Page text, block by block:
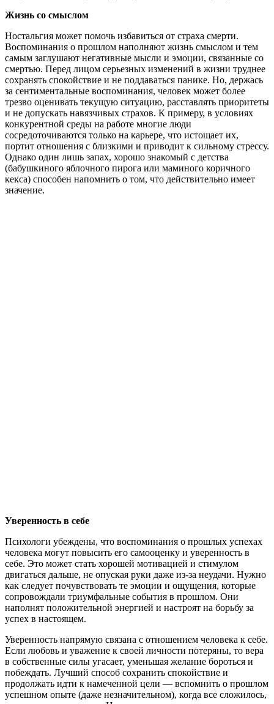
Жизнь со смыслом
Ностальгия может помочь избавиться от страха смерти.
Воспоминания о прошлом наполняют жизнь смыслом и тем
самым заглушают негативные мысли и эмоции, связанные со
смертью. Перед лицом серьезных изменений в жизни труднее
сохранять спокойствие и не поддаваться панике. Но, держась
за сентиментальные воспоминания, человек может более
трезво оценивать текущую ситуацию, расставлять приоритеты
и не допускать навязчивых страхов. К примеру, в условиях
конкурентной среды на работе многие люди
сосредоточиваются только на карьере, что истощает их,
портит отношения с близкими и приводит к сильному стрессу.
Однако один лишь запах, хорошо знакомый с детства
(бабушкиного яблочного пирога или маминого коричного
кекса) способен напомнить о том, что действительно имеет
значение.
Уверенность в себе
Психологи убеждены, что воспоминания о прошлых успехах
человека могут повысить его самооценку и уверенность в
себе. Это может стать хорошей мотивацией и стимулом
двигаться дальше, не опуская руки даже из-за неудачи. Нужно
как следует почувствовать те эмоции и ощущения, которые
сопровождали триумфальные события в прошлом. Они
наполнят положительной энергией и настроят на борьбу за
успех в настоящем.
Уверенность напрямую связана с отношением человека к себе.
Если любовь и уважение к своей личности потеряны, то вера
в собственные силы угасает, уменьшая желание бороться и
побеждать. Лучший способ сохранить спокойствие и
продолжать идти к намеченной цели — вспомнить о прошлом
успешном опыте (даже незначительном), когда все сложилось,